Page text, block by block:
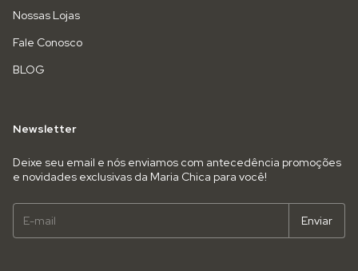
Nossas Lojas
Fale Conosco
BLOG
Newsletter
Deixe seu email e nós enviamos com antecedência promoções
e novidades exclusivas da Maria Chica para você!